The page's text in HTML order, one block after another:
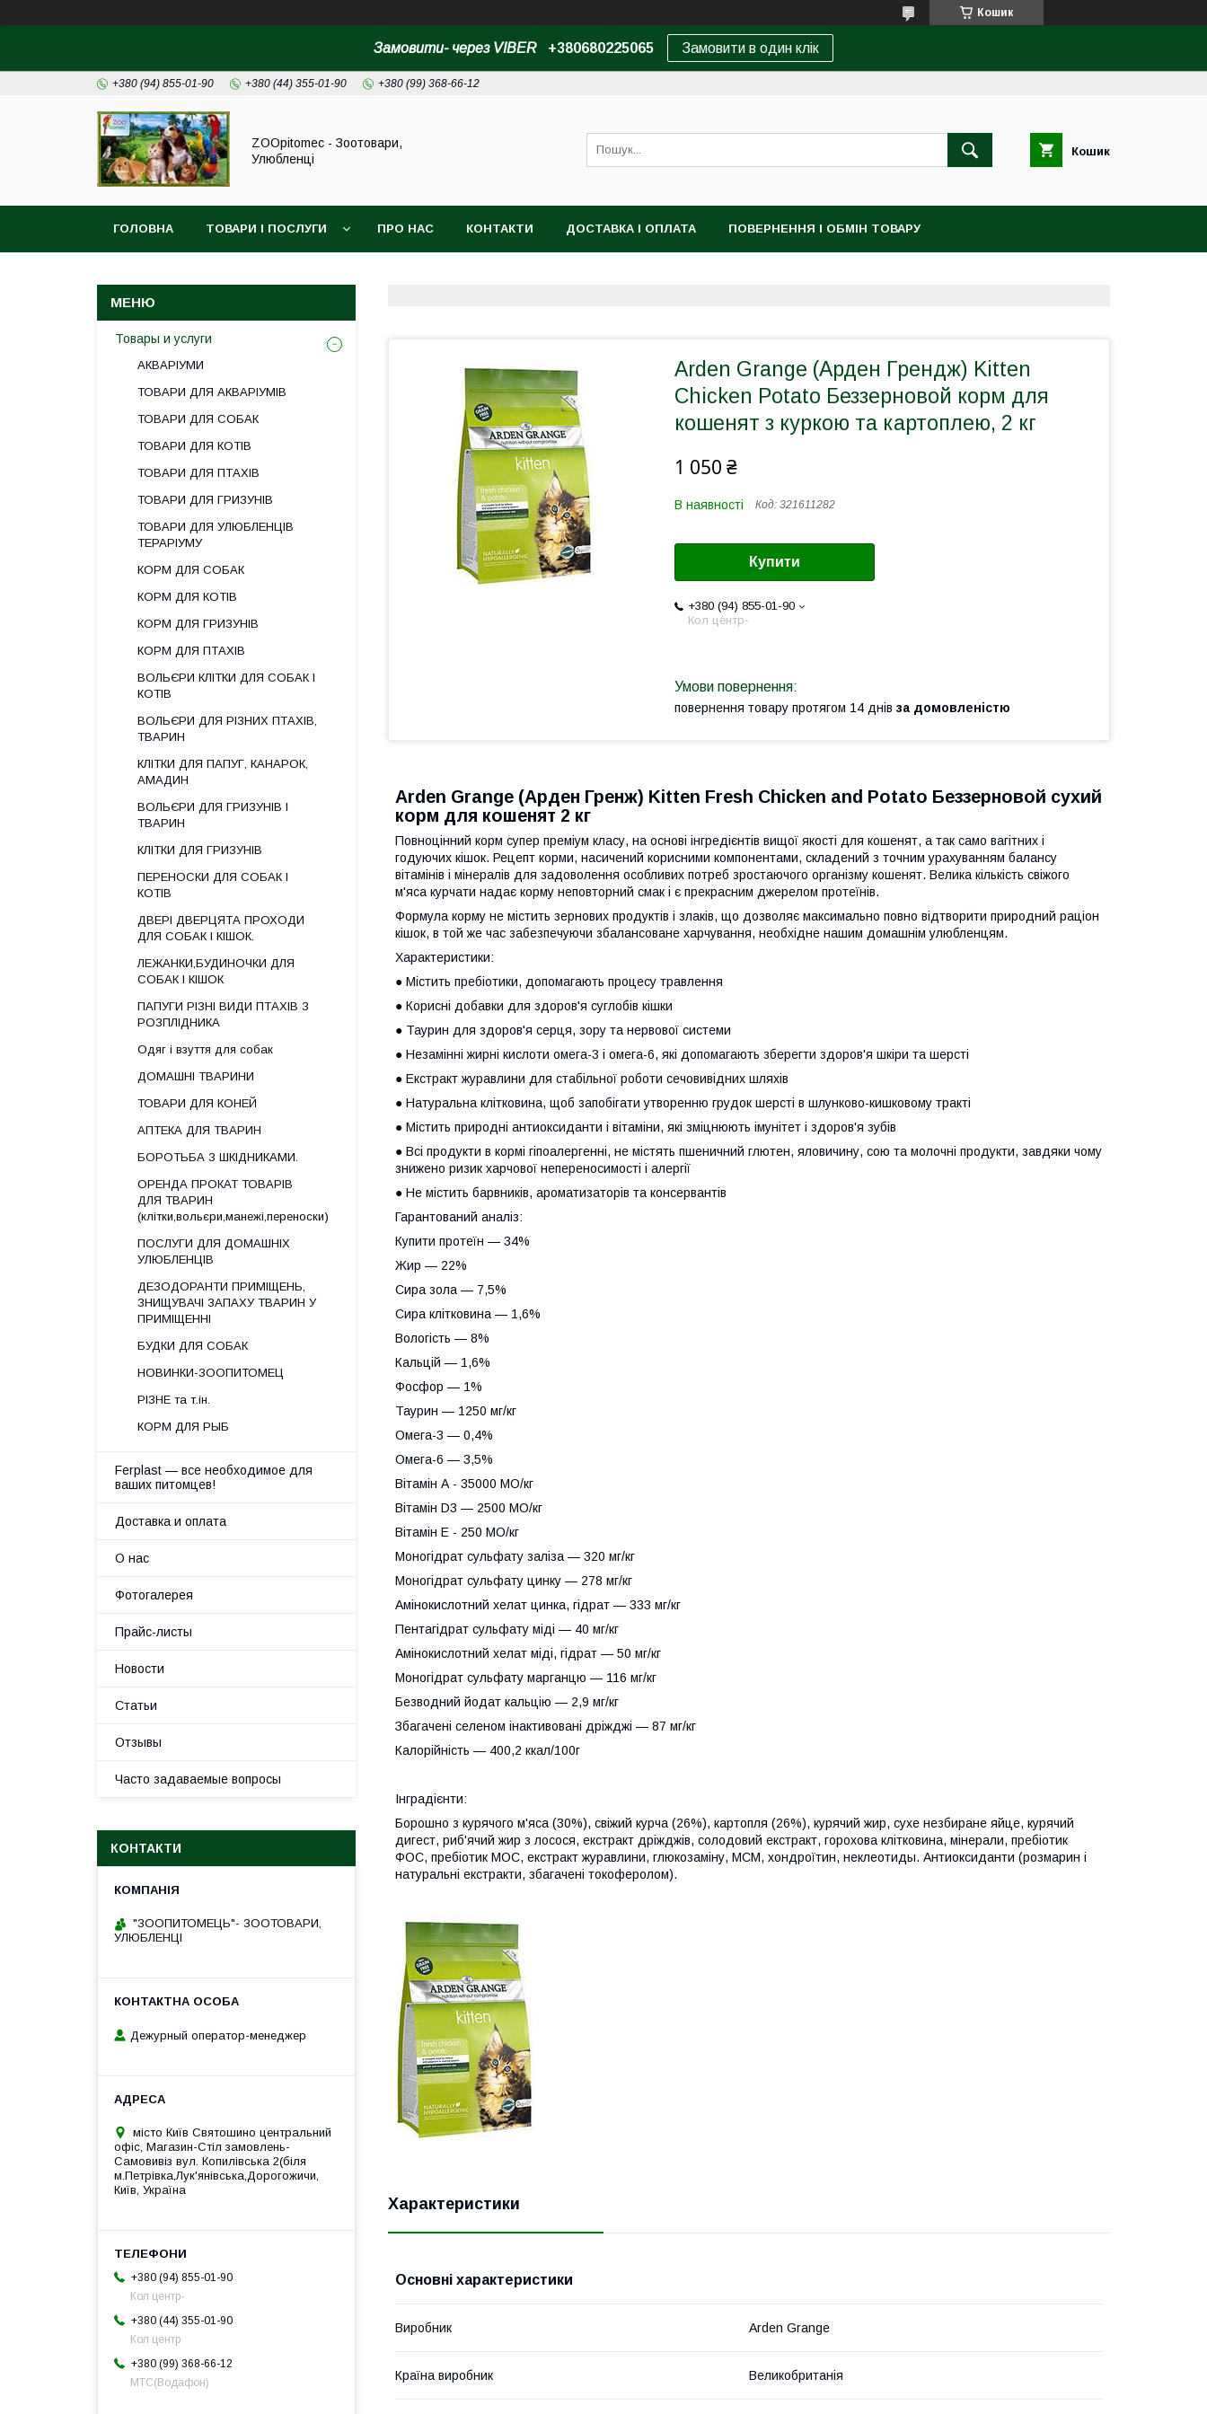
Кошик
Замовити- через VIBER +380680225065 Замовити в один клік
+380 (94) 855-01-90 +380 (44) 355-01-90 +380 (99) 368-66-12
ZOOpitomec - Зоотовари,
Улюбленці
Кошик
ГОЛОВНА ТОВАРИ І ПОСЛУГИ ПРО НАС КОНТАКТИ ДОСТАВКА І ОПЛАТА ПОВЕРНЕННЯ І ОБМІН ТОВАРУ
Arden Grange (Арден Грендж) Kitten
Chicken Potato Беззерновой корм для
кошенят з куркою та картоплею, 2 кг
1 050 ₴
В наявності Код: 321611282
Купити
+380 (94) 855-01-90
Кол центр-
повернення товару протягом 14 днів за домовленістю
Arden Grange (Арден Гренж) Kitten Fresh Chicken and Potato Беззерновой сухий
корм для кошенят 2 кг
Повноцінний корм супер преміум класу, на основі інгредієнтів вищої якості для кошенят, а так само вагітних і
годуючих кішок. Рецепт корми, насичений корисними компонентами, складений з точним урахуванням балансу
вітамінів і мінералів для задоволення особливих потреб зростаючого організму кошенят. Велика кількість свіжого
м'яса курчати надає корму неповторний смак і є прекрасним джерелом протеїнів.
Формула корму не містить зернових продуктів і злаків, що дозволяє максимально повно відтворити природний раціон
кішок, в той же час забезпечуючи збалансоване харчування, необхідне нашим домашнім улюбленцям.
Характеристики:
● Містить пребіотики, допомагають процесу травлення
● Корисні добавки для здоров'я суглобів кішки
● Таурин для здоров'я серця, зору та нервової системи
● Незамінні жирні кислоти омега-3 і омега-6, які допомагають зберегти здоров'я шкіри та шерсті
● Екстракт журавлини для стабільної роботи сечовивідних шляхів
● Натуральна клітковина, щоб запобігати утворенню грудок шерсті в шлунково-кишковому тракті
● Містить природні антиоксиданти і вітаміни, які зміцнюють імунітет і здоров'я зубів
● Всі продукти в кормі гіпоалергенні, не містять пшеничний глютен, яловичину, сою та молочні продукти, завдяки чому
знижено ризик харчової непереносимості і алергії
● Не містить барвників, ароматизаторів та консервантів
Гарантований аналіз:
Купити протеїн — 34%
Жир — 22%
Сира зола — 7,5%
Сира клітковина — 1,6%
Вологість — 8%
Кальцій — 1,6%
Фосфор — 1%
Таурин — 1250 мг/кг
Омега-3 — 0,4%
Омега-6 — 3,5%
Вітамін А - 35000 МО/кг
Вітамін D3 — 2500 МО/кг
Вітамін Е - 250 МО/кг
Моногідрат сульфату заліза — 320 мг/кг
Моногідрат сульфату цинку — 278 мг/кг
Амінокислотний хелат цинка, гідрат — 333 мг/кг
Пентагідрат сульфату міді — 40 мг/кг
Амінокислотний хелат міді, гідрат — 50 мг/кг
Моногідрат сульфату марганцю — 116 мг/кг
Безводний йодат кальцію — 2,9 мг/кг
Збагачені селеном інактивовані дріжджі — 87 мг/кг
Калорійність — 400,2 ккал/100г
Інградієнти:
Борошно з курячого м'яса (30%), свіжий курча (26%), картопля (26%), курячий жир, сухе незбиране яйце, курячий
дигест, риб'ячий жир з лосося, екстракт дріжджів, солодовий екстракт, горохова клітковина, мінерали, пребіотик
ФОС, пребіотик МОС, екстракт журавлини, глюкозаміну, МСМ, хондроїтин, неклеотиды. Антиоксиданти (розмарин і
натуральні екстракти, збагачені токоферолом).
Характеристики
Основні характеристики
Виробник Arden Grange
Країна виробник Великобританія
Товары и услуги
АКВАРІУМИ
ТОВАРИ ДЛЯ АКВАРІУМІВ
ТОВАРИ ДЛЯ СОБАК
ТОВАРИ ДЛЯ КОТІВ
ТОВАРИ ДЛЯ ПТАХІВ
ТОВАРИ ДЛЯ ГРИЗУНІВ
ТОВАРИ ДЛЯ УЛЮБЛЕНЦІВ
ТЕРАРІУМУ
КОРМ ДЛЯ СОБАК
КОРМ ДЛЯ КОТІВ
КОРМ ДЛЯ ГРИЗУНІВ
КОРМ ДЛЯ ПТАХІВ
ВОЛЬЄРИ КЛІТКИ ДЛЯ СОБАК І
КОТІВ
ВОЛЬЄРИ ДЛЯ РІЗНИХ ПТАХІВ,
ТВАРИН
КЛІТКИ ДЛЯ ПАПУГ, КАНАРОК,
АМАДИН
ВОЛЬЄРИ ДЛЯ ГРИЗУНІВ І
ТВАРИН
КЛІТКИ ДЛЯ ГРИЗУНІВ
ПЕРЕНОСКИ ДЛЯ СОБАК І
КОТІВ
ДВЕРІ ДВЕРЦЯТА ПРОХОДИ
ДЛЯ СОБАК І КІШОК.
ЛЕЖАНКИ,БУДИНОЧКИ ДЛЯ
СОБАК І КІШОК
ПАПУГИ РІЗНІ ВИДИ ПТАХІВ З
РОЗПЛІДНИКА
Одяг і взуття для собак
ДОМАШНІ ТВАРИНИ
ТОВАРИ ДЛЯ КОНЕЙ
АПТЕКА ДЛЯ ТВАРИН
БОРОТЬБА З ШКІДНИКАМИ.
ОРЕНДА ПРОКАТ ТОВАРІВ
ДЛЯ ТВАРИН
(клітки,вольєри,манежі,переноски)
ПОСЛУГИ ДЛЯ ДОМАШНІХ
УЛЮБЛЕНЦІВ
ДЕЗОДОРАНТИ ПРИМІЩЕНЬ,
ЗНИЩУВАЧІ ЗАПАХУ ТВАРИН У
ПРИМІЩЕННІ
БУДКИ ДЛЯ СОБАК
НОВИНКИ-ЗООПИТОМЕЦ
РІЗНЕ та т.ін.
КОРМ ДЛЯ РЫБ
Ferplast — все необходимое для
ваших питомцев!
Доставка и оплата
О нас
Фотогалерея
Прайс-листы
Новости
Статьи
Отзывы
Часто задаваемые вопросы
КОНТАКТИ
"ЗООПИТОМЕЦЬ"- ЗООТОВАРИ,
УЛЮБЛЕНЦІ
Дежурный оператор-менеджер
місто Київ Святошино центральний
офіс, Магазин-Стіл замовлень-
Самовивіз вул. Копилівська 2(біля
м.Петрівка,Лук'янівська,Дорогожичи,
Київ, Україна
+380 (94) 855-01-90
Кол центр-
+380 (44) 355-01-90
Кол центр
+380 (99) 368-66-12
МТС(Водафон)